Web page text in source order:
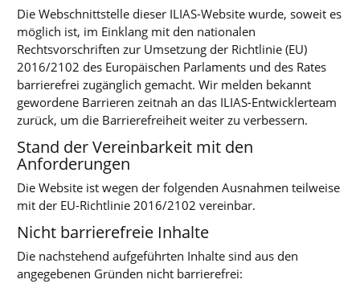
Die Webschnittstelle dieser ILIAS-Website wurde, soweit es
möglich ist, im Einklang mit den nationalen
Rechtsvorschriften zur Umsetzung der Richtlinie (EU)
2016/2102 des Europäischen Parlaments und des Rates
barrierefrei zugänglich gemacht. Wir melden bekannt
gewordene Barrieren zeitnah an das ILIAS-Entwicklerteam
zurück, um die Barrierefreiheit weiter zu verbessern.
Stand der Vereinbarkeit mit den
Anforderungen
Die Website ist wegen der folgenden Ausnahmen teilweise
mit der EU-Richtlinie 2016/2102 vereinbar.
Nicht barrierefreie Inhalte
Die nachstehend aufgeführten Inhalte sind aus den
angegebenen Gründen nicht barrierefrei: